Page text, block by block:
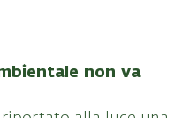
non va